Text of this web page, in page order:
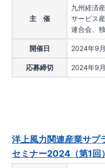
主 催
九州経済
サービス
連合会、
開催日 2024年9
応募締切 2024年9
洋上風力関連産業サプ
セミナー2024（第1回